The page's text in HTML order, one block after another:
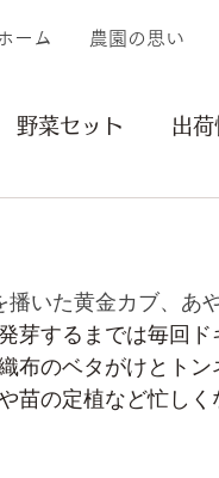
ーム 農園の思い
野菜セット 出荷
ゴリー 苗
播いた黄金カブ、あ
芽するまでは毎回
布のベタがけとト
苗の定植など忙し